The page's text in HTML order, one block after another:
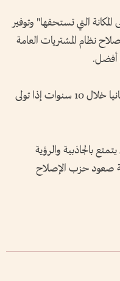
التي تستحقها" وتوفير
نظام المشتريات العامة
أفضل.
وسيكون بيرنام سابع ‌رئيس وزراء في بريطانيا خلال 10 سنوات إذا تولى
بالجاذبية والرؤية
صعود حزب الإصلاح